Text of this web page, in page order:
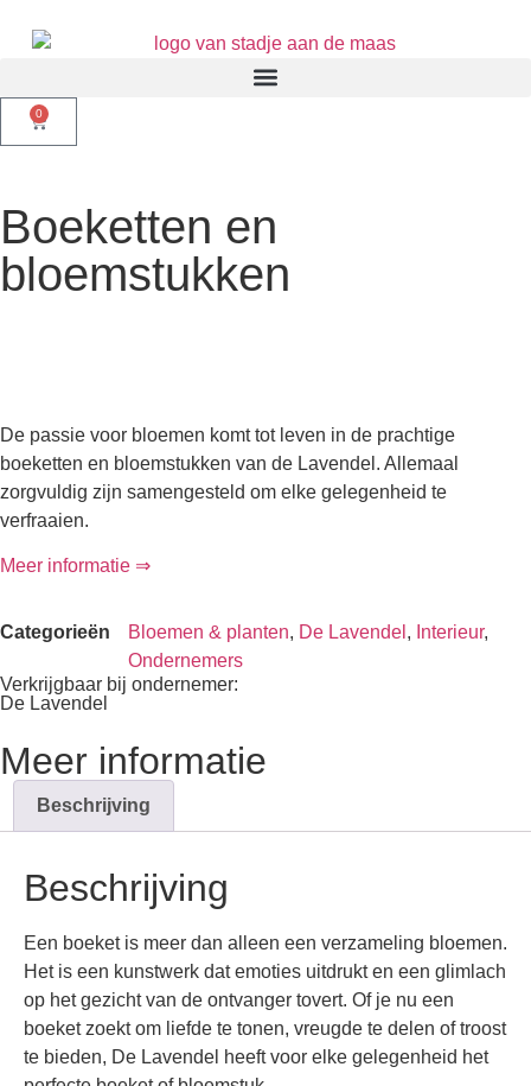
0
Boeketten en
bloemstukken
De passie voor bloemen komt tot leven in de prachtige
boeketten en bloemstukken van de Lavendel. Allemaal
zorgvuldig zijn samengesteld om elke gelegenheid te
verfraaien.
Meer informatie ⇒
Categorieën Bloemen & planten, De Lavendel , Interieur,
Ondernemers
Verkrijgbaar bij ondernemer:
De Lavendel
Meer informatie
Beschrijving
Beschrijving
Een boeket is meer dan alleen een verzameling bloemen.
Het is een kunstwerk dat emoties uitdrukt en een glimlach
op het gezicht van de ontvanger tovert. Of je nu een
boeket zoekt om liefde te tonen, vreugde te delen of troost
te bieden, De Lavendel heeft voor elke gelegenheid het